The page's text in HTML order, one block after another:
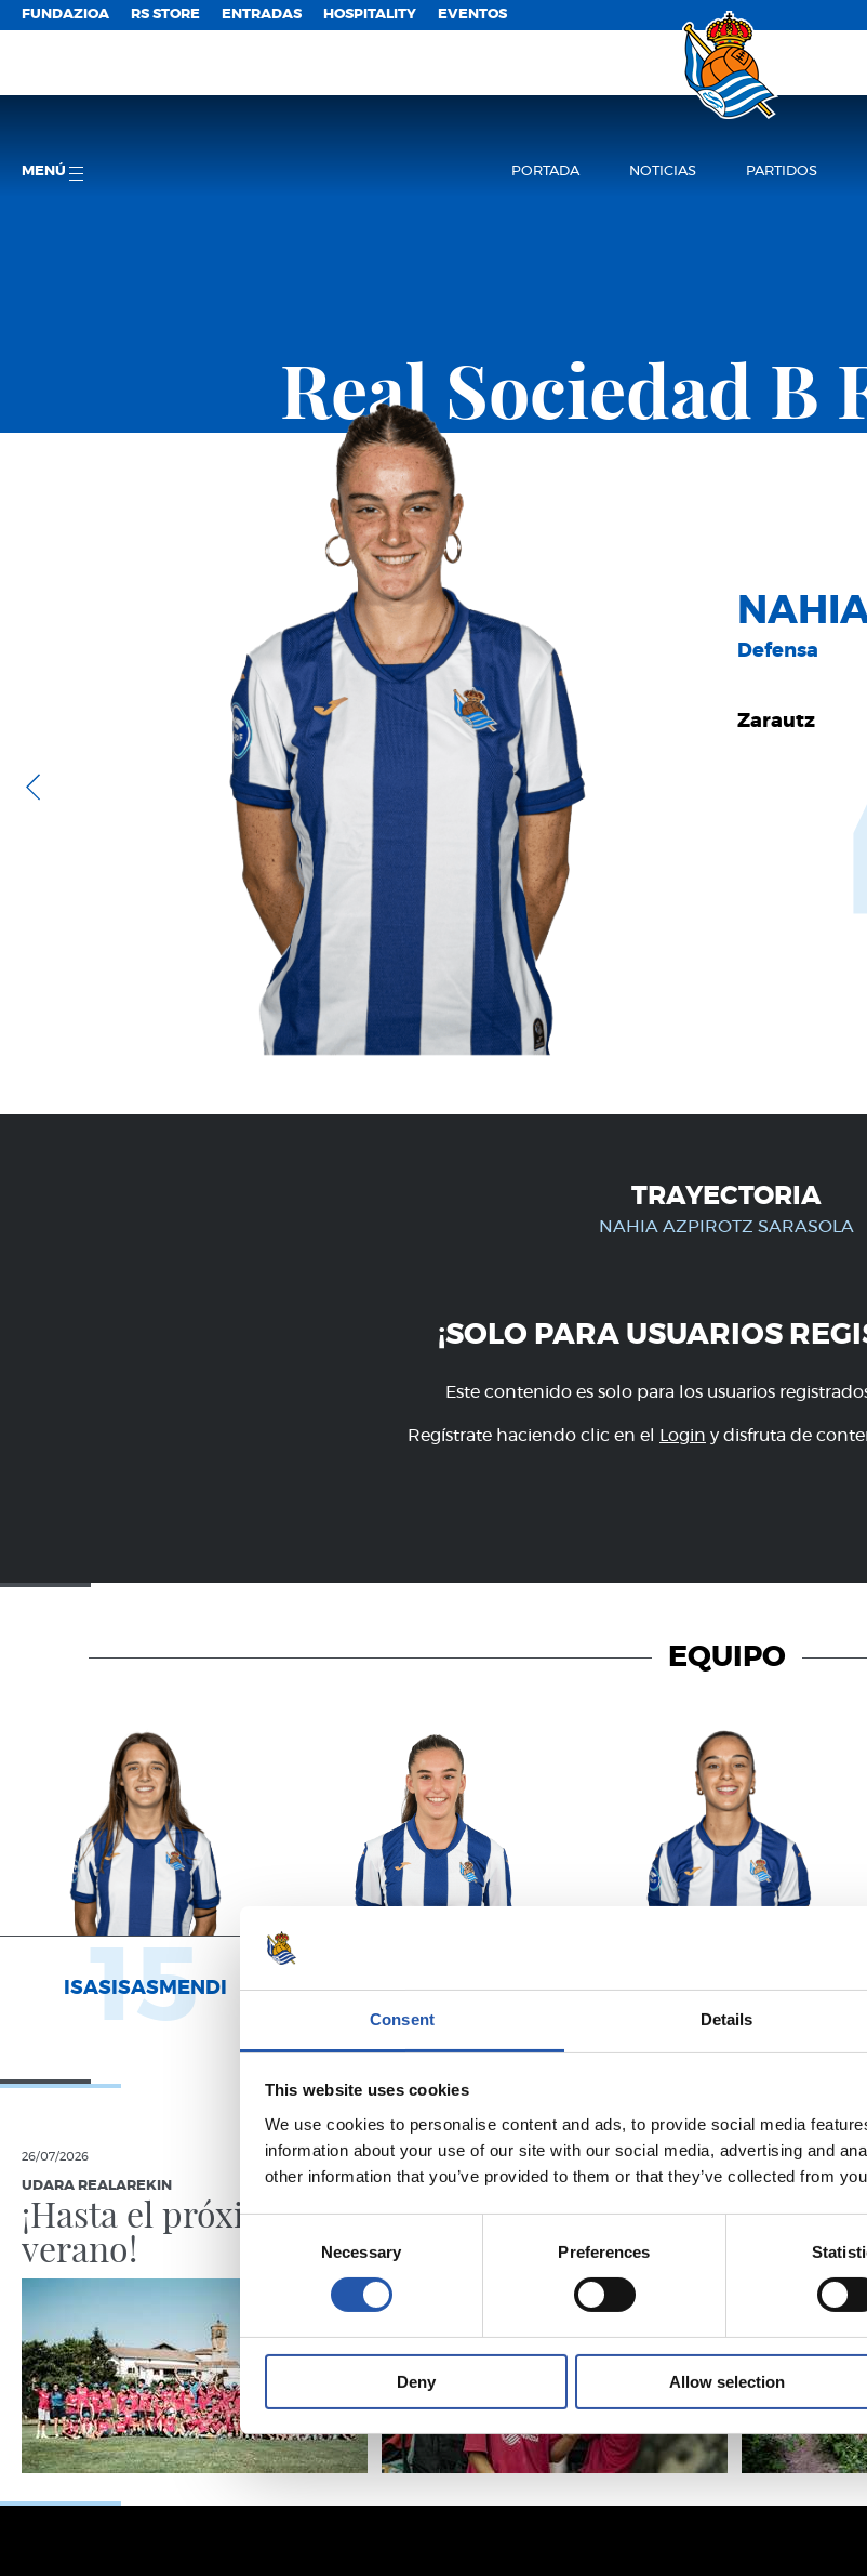
Consent Details
This website uses cookies
We use cookies to personalise content and ads, to provide social media
information about your use of our site with our social media, advertising and
other information that you’ve provided to them or that they’ve collected from
Consent
Necessary Preferences
Deny Allow selection
FUNDAZIOA RS STORE ENTRADAS HOSPITALITY EVENTOS
MENÚ PORTADA NOTICIAS PARTIDOS
Real Sociedad B
Defensa
Zarautz
TRAYECTORIA
NAHIA AZPIROTZ SARASOLA
¡SOLO PARA USUARIOS
Este contenido es solo para los usuarios
Regístrate haciendo clic en el Login y disfruta de
EQUIPO
ISASISASMENDI
15 URDAMPILLETA
20 CHACÓN
10
26/07/2026
UDARA REALAREKIN
¡Hasta el próximo
verano!
18/07/2026
UDARA REALAREKIN
La aventura no para
11/07/2026
UDARA